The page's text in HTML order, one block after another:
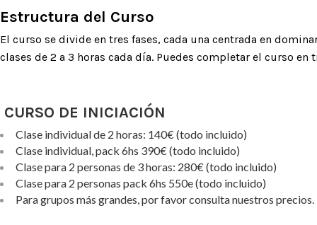
Estructura del Curso
El curso se divide en tres fases, cada una centrada en
clases de 2 a 3 horas cada día. Puedes completar el curso
CURSO DE INICIACIÓN
Clase individual de 2 horas: 140€ (todo incluido)
Clase individual, pack 6hs 390€ (todo incluido)
Clase para 2 personas de 3 horas: 280€ (todo incluido)
Clase para 2 personas pack 6hs 550e (todo incluido)
Para grupos más grandes, por favor consulta nuestros precios.